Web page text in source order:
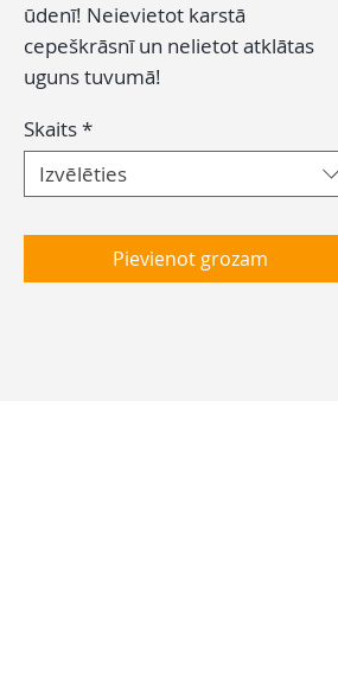
ūdenī! Neievietot karstā
cepeškrāsnī un nelietot atklātas
uguns tuvumā!
Skaits*
Izvēlēties
Pievienot grozam